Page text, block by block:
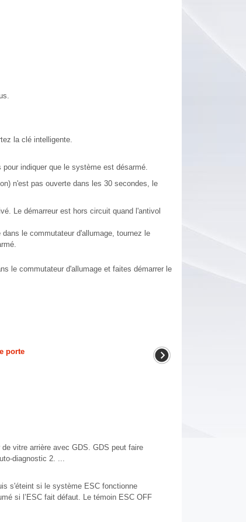
la clé intelligente.
indiquer que le système est désarmé.
n'est pas ouverte dans les 30 secondes, le
Le démarreur est hors circuit quand l'antivol
le commutateur d'allumage, tournez le
le commutateur d'allumage et faites démarrer le
porte
vitre arrière avec GDS. GDS peut faire
diagnostic 2. ...
s'éteint si le système ESC fonctionne
si l’ESC fait défaut. Le témoin ESC OFF